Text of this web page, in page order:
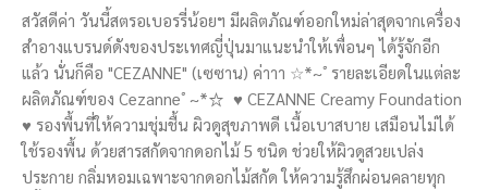
สวัสดีค่า วันนี้สตรอเบอรรี่น้อยฯ มีผลิตภัณฑ์ออกใหม่ล่าสุดจากเครื่อง
สำอางแบรนด์ดังของประเทศญี่ปุ่นมาแนะนำให้เพื่อนๆ ได้รู้จักอีก
แล้ว นั่นก็คือ "CEZANNE" (เซซาน) ค่าาา ☆*~ﾟรายละเอียดในแต่ละ
ผลิตภัณฑ์ของ Cezanneﾟ~*☆ ♥ CEZANNE Creamy Foundation
♥ รองพื้นที่ให้ความชุ่มชื้น ผิวดูสุขภาพดี เนื้อเบาสบาย เสมือนไม่ได้
ใช้รองพื้น ด้วยสารสกัดจากดอกไม้ 5 ชนิด ช่วยให้ผิวดูสวยเปล่ง
ประกาย กลิ่มหอมเฉพาะจากดอกไม้สกัด ให้ความรู้สึกผ่อนคลายทุก